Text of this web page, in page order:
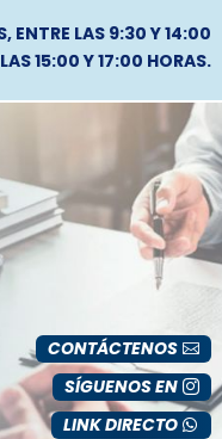
ENTRE LAS 9:30 Y 14:00
15:00 Y 17:00 HORAS.
CONTÁCTENOS
SÍGUENOS EN
LINK DIRECTO